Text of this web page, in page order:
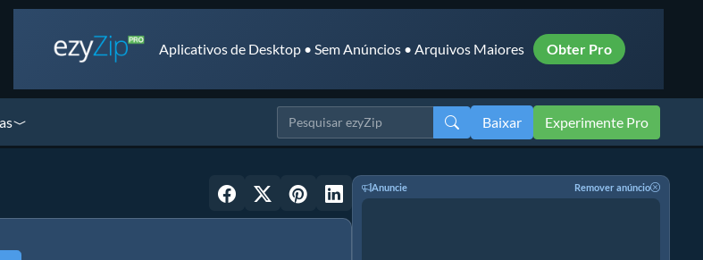
Aplicativos de Desktop • Sem Anúncios • Arquivos Maiores Obter Pro
Baixar Experimente Pro
Anuncie Remover anúncio